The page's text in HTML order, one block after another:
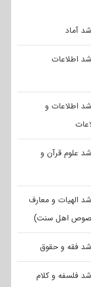
آماد
اطلاعات
اطلاعات و
علوم قرآن و
الهیات و معارف
اهل سنت)
فقه و حقوق
فلسفه و کلام